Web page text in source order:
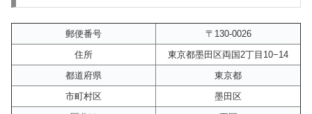
郵便番号
〒130-0026
住所
東京都墨田区両国2丁目10−14
都道府県
東京都
市町村区
墨田区